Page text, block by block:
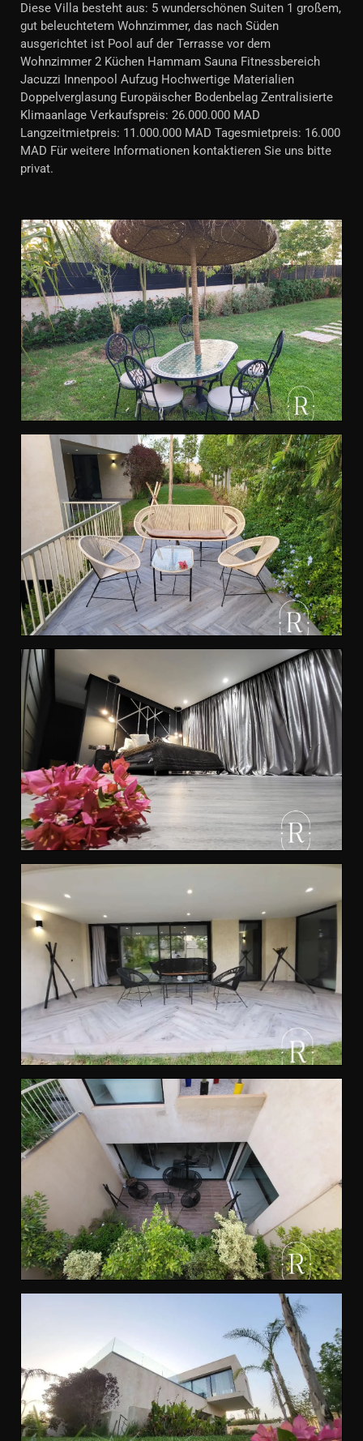
Diese Villa besteht aus: 5 wunderschönen Suiten 1 großem,
gut beleuchtetem Wohnzimmer, das nach Süden
ausgerichtet ist Pool auf der Terrasse vor dem
Wohnzimmer 2 Küchen Hammam Sauna Fitnessbereich
Jacuzzi Innenpool Aufzug Hochwertige Materialien
Doppelverglasung Europäischer Bodenbelag Zentralisierte
Klimaanlage Verkaufspreis: 26.000.000 MAD
Langzeitmietpreis: 11.000.000 MAD Tagesmietpreis: 16.000
MAD Für weitere Informationen kontaktieren Sie uns bitte
privat.